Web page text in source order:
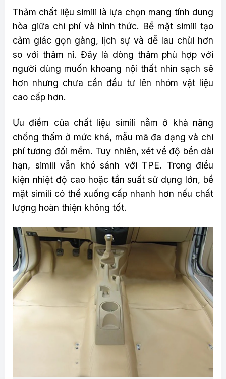
Thảm chất liệu simili là lựa chọn mang tính dung
hòa giữa chi phí và hình thức. Bề mặt simili tạo
cảm giác gọn gàng, lịch sự và dễ lau chùi hơn
so với thảm nỉ. Đây là dòng thảm phù hợp với
người dùng muốn khoang nội thất nhìn sạch sẽ
hơn nhưng chưa cần đầu tư lên nhóm vật liệu
cao cấp hơn.
Ưu điểm của chất liệu simili nằm ở khả năng
chống thấm ở mức khá, mẫu mã đa dạng và chi
phí tương đối mềm. Tuy nhiên, xét về độ bền dài
hạn, simili vẫn khó sánh với TPE. Trong điều
kiện nhiệt độ cao hoặc tần suất sử dụng lớn, bề
mặt simili có thể xuống cấp nhanh hơn nếu chất
lượng hoàn thiện không tốt.